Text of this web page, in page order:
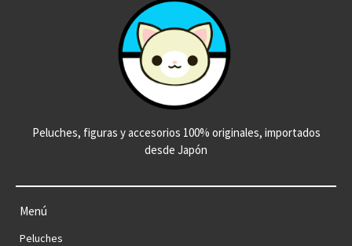
Peluches, figuras y accesorios 100% originales, importados
desde Japón
Menú
Peluches